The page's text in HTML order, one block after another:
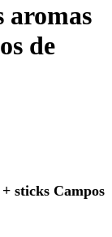
aromas
de
sticks Campos